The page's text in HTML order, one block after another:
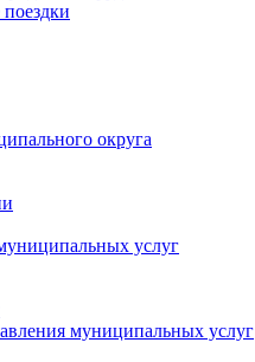
округа
услуг
муниципальных услуг